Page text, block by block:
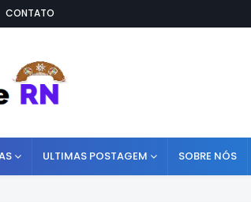
CONTATO
ULTIMAS POSTAGEM SOBRE NÓS